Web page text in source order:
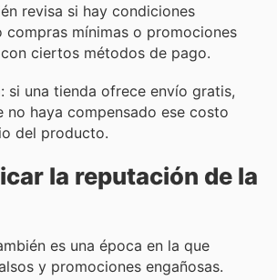
revisa si hay condiciones
compras mínimas o promociones
ciertos métodos de pago.
si una tienda ofrece envío gratis,
no haya compensado ese costo
del producto.
la reputación de la
es una época en la que
y promociones engañosas.